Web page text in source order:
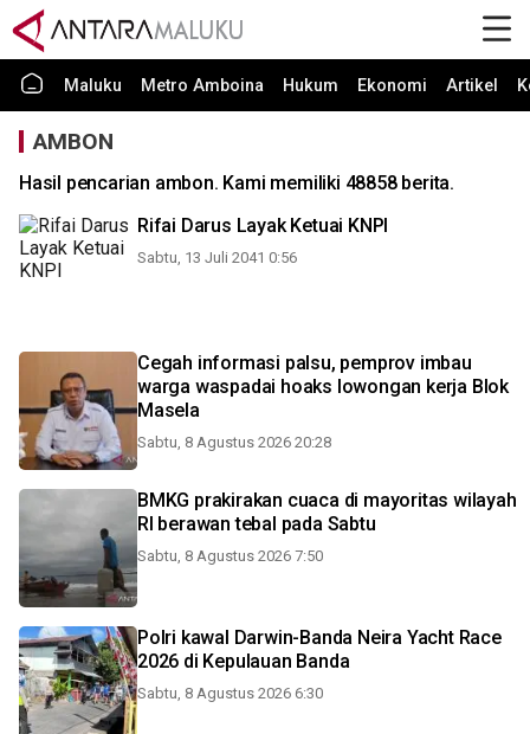
Maluku Metro Amboina Hukum Ekonomi Artikel
AMBON
Hasil pencarian ambon. Kami memiliki 48858 berita.
Rifai Darus Layak Ketuai KNPI
Sabtu, 13 Juli 2041 0:56
Cegah informasi palsu, pemprov imbau
warga waspadai hoaks lowongan kerja Blok
Masela
Sabtu, 8 Agustus 2026 20:28
BMKG prakirakan cuaca di mayoritas wilayah
RI berawan tebal pada Sabtu
Sabtu, 8 Agustus 2026 7:50
Polri kawal Darwin-Banda Neira Yacht Race
2026 di Kepulauan Banda
Sabtu, 8 Agustus 2026 6:30